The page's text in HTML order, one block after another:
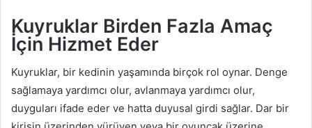
Kuyruklar Birden Fazla Amaç
İçin Hizmet Eder
Kuyruklar, bir kedinin yaşamında birçok rol oynar. Denge
sağlamaya yardımcı olur, avlanmaya yardımcı olur,
duyguları ifade eder ve hatta duyusal girdi sağlar. Dar bir